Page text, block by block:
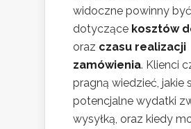
widoczne powinny
dotyczące kosztów
oraz czasu realizacji
zamówienia. Klienci
pragną wiedzieć, jakie
potencjalne wydatki
wysyłką, oraz kiedy